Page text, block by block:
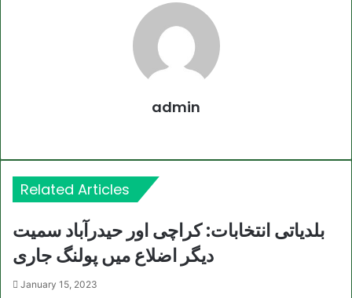
admin
Related Articles
بلدیاتی انتخابات: کراچی اور حیدرآباد سمیت
دیگر اضلاع میں پولنگ جاری
January 15, 2023